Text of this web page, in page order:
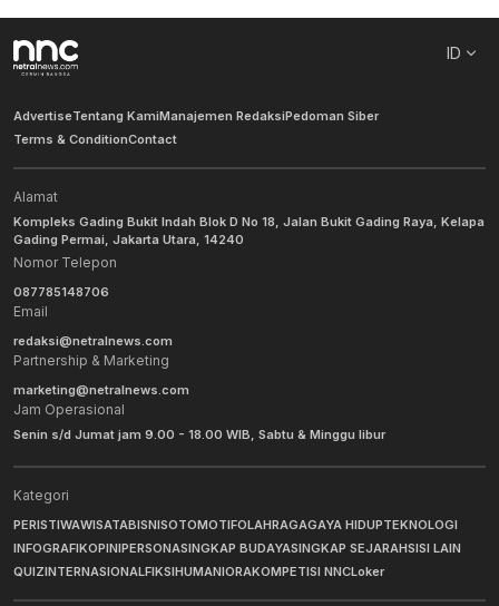
ID
AdvertiseTentang KamiManajemen RedaksiPedoman Siber
Terms & ConditionContact
Alamat
Kompleks Gading Bukit Indah Blok D No 18, Jalan Bukit Gading Raya, Kelapa
Gading Permai, Jakarta Utara, 14240
Nomor Telepon
087785148706
Email
redaksi@netralnews.com
Partnership & Marketing
marketing@netralnews.com
Jam Operasional
Senin s/d Jumat jam 9.00 - 18.00 WIB, Sabtu & Minggu libur
Kategori
PERISTIWAWISATABISNISOTOMOTIFOLAHRAGAGAYA HIDUPTEKNOLOGI
INFOGRAFIKOPINIPERSONASINGKAP BUDAYASINGKAP SEJARAHSISI LAIN
QUIZINTERNASIONALFIKSIHUMANIORAKOMPETISI NNCLoker